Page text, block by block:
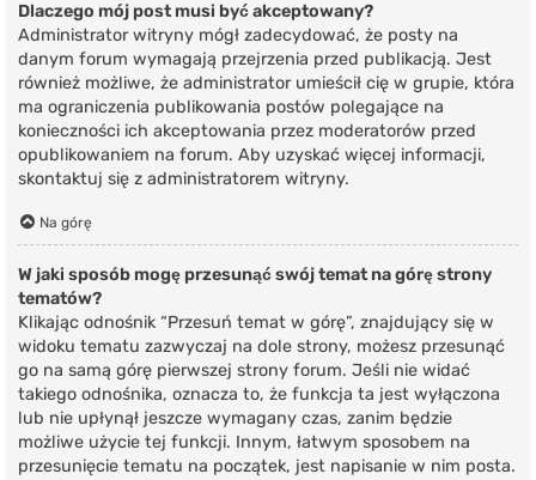
Dlaczego mój post musi być akceptowany?
Administrator witryny mógł zadecydować, że posty na
danym forum wymagają przejrzenia przed publikacją. Jest
również możliwe, że administrator umieścił cię w grupie, która
ma ograniczenia publikowania postów polegające na
konieczności ich akceptowania przez moderatorów przed
opublikowaniem na forum. Aby uzyskać więcej informacji,
skontaktuj się z administratorem witryny.
Na górę
W jaki sposób mogę przesunąć swój temat na górę strony
tematów?
Klikając odnośnik “Przesuń temat w górę”, znajdujący się w
widoku tematu zazwyczaj na dole strony, możesz przesunąć
go na samą górę pierwszej strony forum. Jeśli nie widać
takiego odnośnika, oznacza to, że funkcja ta jest wyłączona
lub nie upłynął jeszcze wymagany czas, zanim będzie
możliwe użycie tej funkcji. Innym, łatwym sposobem na
przesunięcie tematu na początek, jest napisanie w nim posta.